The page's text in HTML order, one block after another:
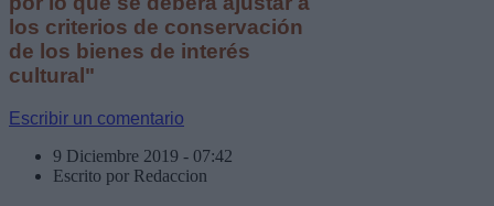
los criterios de conservación
de los bienes de interés
cultural"
Escribir un comentario
9 Diciembre 2019 - 07:42
Escrito por Redaccion